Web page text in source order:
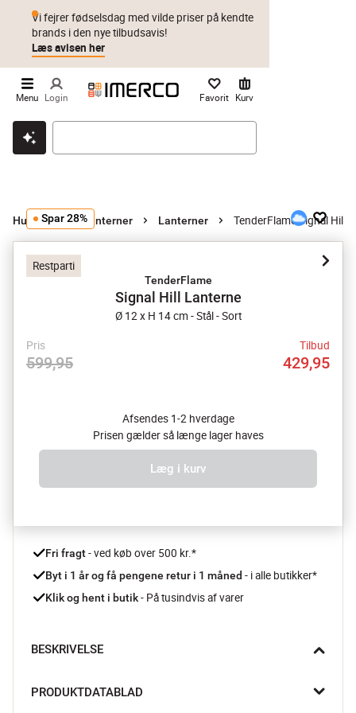
Klik & hent Byt i 1 år Prismatch
Vi fejrer fødselsdag med vilde priser på kendte
brands i den nye tilbudsavis!
Læs avisen her
Menu Login Favorit Kurv
Hurricanes og lanterner Lanterner TenderFlame Signal Hill
Restparti
Spar 28%
TenderFlame
Signal Hill Lanterne
Ø 12 x H 14 cm - Stål - Sort
Pris
599,95
Tilbud
429,95
Afsendes 1-2 hverdage
Prisen gælder så længe lager haves
Læg i kurv
Fri fragt - ved køb over 500 kr.*
Byt i 1 år og få pengene retur i 1 måned - i alle butikker*
Klik og hent i butik - På tusindvis af varer
BESKRIVELSE
eller havebordet. Skaber hygge og varme på terrassen, hvad
PRODUKTDATABLAD